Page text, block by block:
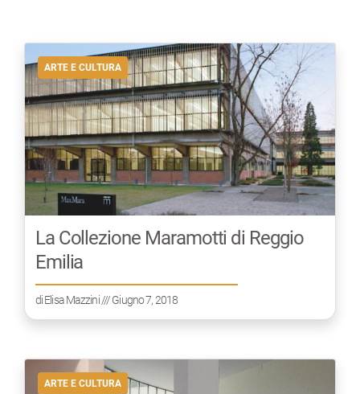
ARTE E CULTURA
La Collezione Maramotti di Reggio
Emilia
diElisa Mazzini/// Giugno 7, 2018
ARTE E CULTURA